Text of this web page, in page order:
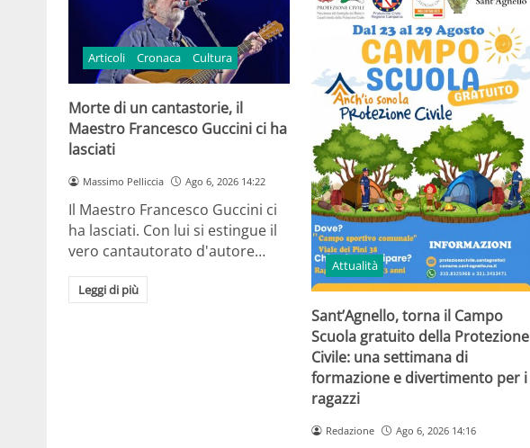
Articoli Cronaca Cultura
Morte di un cantastorie, il
Maestro Francesco Guccini ci ha
lasciati
Massimo Pelliccia Ago 6, 2026 14:22
Il Maestro Francesco Guccini ci
ha lasciati. Con lui si estingue il
vero cantautorato d'autore…
Leggi di più
Attualità
Sant’Agnello, torna il Campo
Scuola gratuito della Protezione
Civile: una settimana di
formazione e divertimento per i
ragazzi
Redazione Ago 6, 2026 14:16